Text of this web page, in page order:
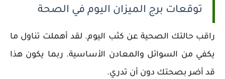
توقعات برج الميزان اليوم في الصحة
راقب حالتك الصحية عن كثب اليوم. لقد أهملت تناول ما
يكفي من السوائل والمعادن الأساسية. ربما يكون هذا
قد أضر بصحتك دون أن تدري.